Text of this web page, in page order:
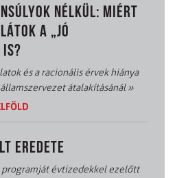
NÉLKÜL: MIÉRT
A „JÓ
IS?
és a racionális érvek hiánya
átalakításánál»
EREDETE
évtizedekkel ezelőtt